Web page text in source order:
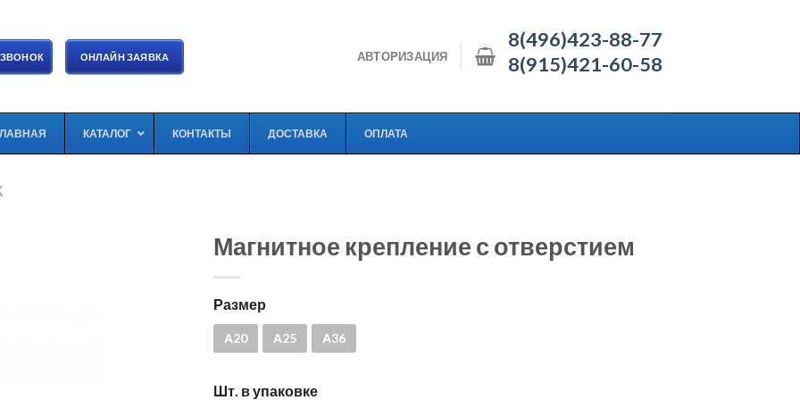
ЗВОНОК ОНЛАЙН ЗАЯВКА АВТОРИЗАЦИЯ
8(496)423-88-77
8(915)421-60-58
КАТАЛОГ КОНТАКТЫ ДОСТАВКА ОПЛАТА
Магнитное крепление с отверстием
Размер
А20 А25 А36
Шт. в упаковке